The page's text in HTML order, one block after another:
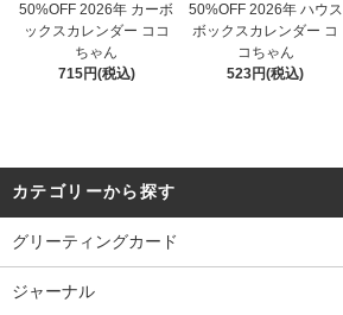
50%OFF 2026年 カーボ
ックスカレンダー ココ
ちゃん
715円(税込)
50%OFF 2026年 ハウス
ボックスカレンダー コ
コちゃん
523円(税込)
カテゴリーから探す
グリーティングカード
ジャーナル